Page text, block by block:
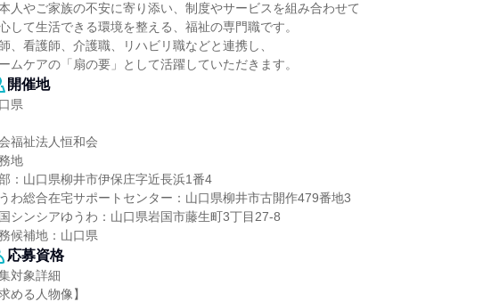
人やご家族の不安に寄り添い、制度やサービスを組み合わせて
して生活できる環境を整える、福祉の専門職です。
、看護師、介護職、リハビリ職などと連携し、
ムケアの「扇の要」として活躍していただきます。
開催地
県
福祉法人恒和会
地
：山口県柳井市伊保庄字近長浜1番4
わ総合在宅サポートセンター：山口県柳井市古開作479番地3
シンシアゆうわ：山口県岩国市藤生町3丁目27-8
候補地：山口県
応募資格
対象詳細
求める人物像】